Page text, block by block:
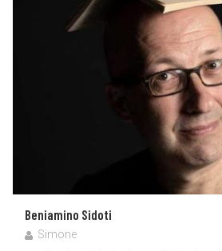
Beniamino Sidoti
Simone